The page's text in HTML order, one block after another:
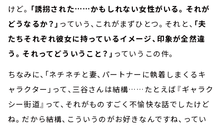
けど。 「誘拐された……かもしれない女性がいる。それが
どうなるか？」 っていう、これがまずひとつ。それと、 「夫
たちそれぞれ彼女に持っているイメージ、印象が全然違
う。それってどういうこと？」 っていうこの件。
ちなみに、「ネチネチと妻、パートナーに執着しまくるキ
ャラクター」って、三谷さんは結構……たとえば『ギャラク
シー街道』って、それがものすごく不愉快な話でしたけど
ね。だから結構、こういうのがお好きなんですね、ってい